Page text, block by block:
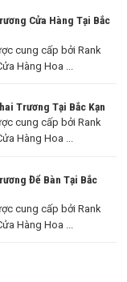
Cửa Hàng Tại Bắc
cung cấp bởi Rank
Hàng Hoa ...
Trương Tại Bắc Kạn
cung cấp bởi Rank
Hàng Hoa ...
Để Bàn Tại Bắc
cung cấp bởi Rank
Hàng Hoa ...